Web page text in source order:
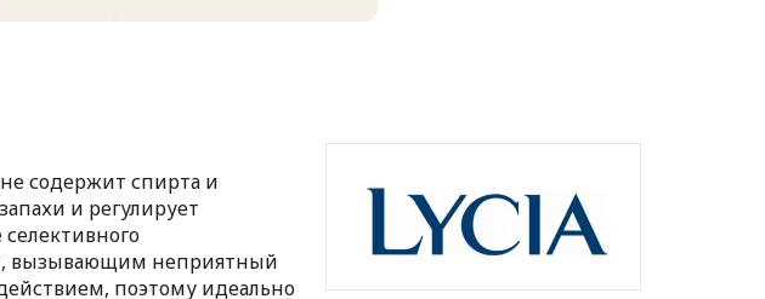
содержит спирта и
и регулирует
вызывающим неприятный
поэтому идеально